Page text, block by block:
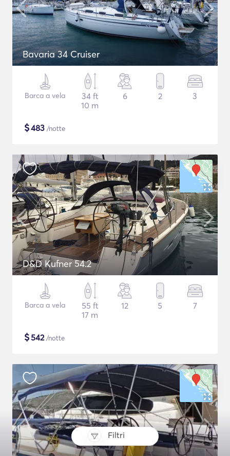
Filtri
Bavaria 34 Cruiser
Barca a vela
34 ft
10 m
6 2 3
$483 /notte
D&D Kufner 54.2
Barca a vela
55 ft
17 m
12 5 7
$542/notte